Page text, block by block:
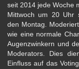
seit 2014 jede Woche
Mittwoch um 20 Uhr
den Montag.
wie eine normale
Augenzwinkern und
Moderators. Dies
Einfluss auf das